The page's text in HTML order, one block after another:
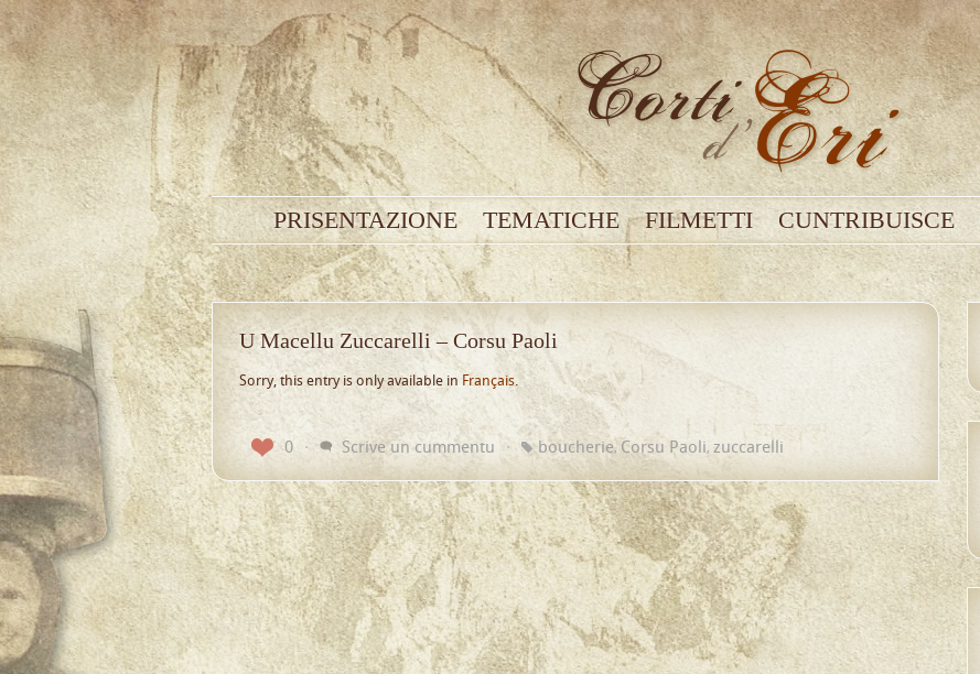
PRISENTAZIONE TEMATICHE FILMETTI CUNTRIBUISCE
U Macellu Zuccarelli – Corsu Paoli
Sorry, this entry is only available in Français.
0 Scrive un cummentu boucherie, Corsu Paoli, zuccarelli